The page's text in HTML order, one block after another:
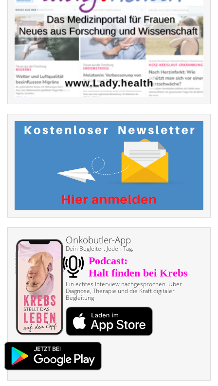
Onkobutler-App
Dein Begleiter. Jeden Tag.
Ein echtes Interview nach­gesprochen. Über
Diagnose, Therapie und die Kraft digitaler
Begleitung